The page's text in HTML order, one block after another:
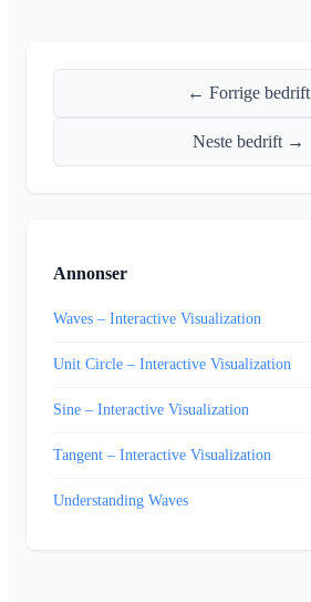
← Forrige bedrift
Neste bedrift →
Annonser
Waves – Interactive Visualization
Unit Circle – Interactive Visualization
Sine – Interactive Visualization
Tangent – Interactive Visualization
Understanding Waves